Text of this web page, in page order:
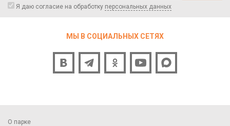
Я даю согласие на обработку персональных данных
МЫ В СОЦИАЛЬНЫХ СЕТЯХ
О парке